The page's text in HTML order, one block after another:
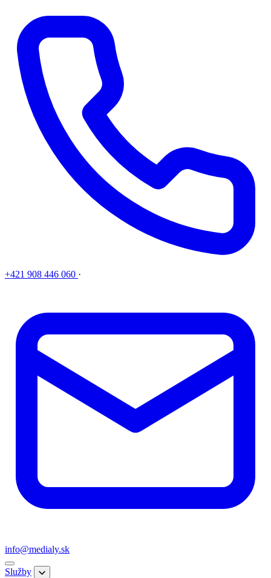
+421 908 446 060 ·
info@medialy.sk
Služby